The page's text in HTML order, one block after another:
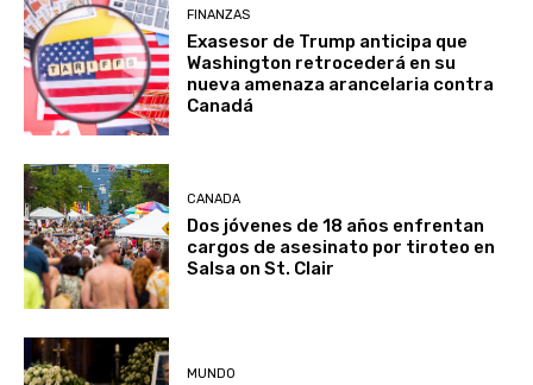
FINANZAS
Exasesor de Trump anticipa que
Washington retrocederá en su
nueva amenaza arancelaria contra
Canadá
CANADA
Dos jóvenes de 18 años enfrentan
cargos de asesinato por tiroteo en
Salsa on St. Clair
MUNDO